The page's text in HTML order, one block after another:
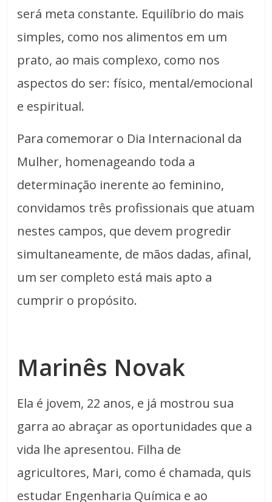
será meta constante. Equilíbrio do mais
simples, como nos alimentos em um
prato, ao mais complexo, como nos
aspectos do ser: físico, mental/emocional
e espiritual.
Para comemorar o Dia Internacional da
Mulher, homenageando toda a
determinação inerente ao feminino,
convidamos três profissionais que atuam
nestes campos, que devem progredir
simultaneamente, de mãos dadas, afinal,
um ser completo está mais apto a
cumprir o propósito.
Marinês Novak
Ela é jovem, 22 anos, e já mostrou sua
garra ao abraçar as oportunidades que a
vida lhe apresentou. Filha de
agricultores, Mari, como é chamada, quis
estudar Engenharia Química e ao